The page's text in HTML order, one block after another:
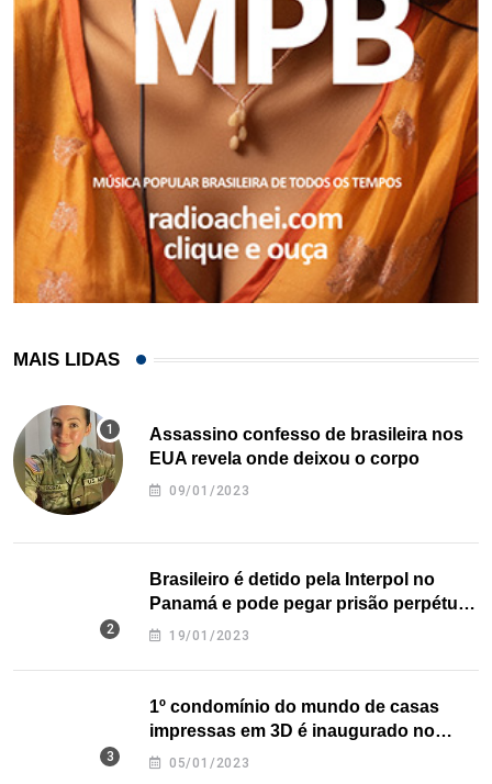
MAIS LIDAS
Assassino confesso de brasileira nos
EUA revela onde deixou o corpo
09/01/2023
Brasileiro é detido pela Interpol no
Panamá e pode pegar prisão perpétua
nos EUA
19/01/2023
1º condomínio do mundo de casas
impressas em 3D é inaugurado no
Texas
05/01/2023